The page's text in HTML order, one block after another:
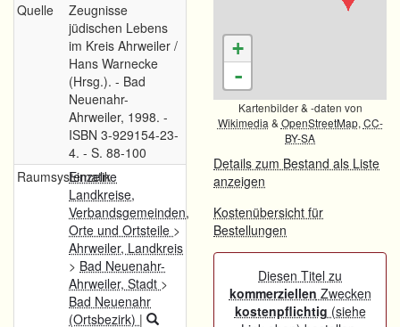
Quelle
Zeugnisse
jüdischen Lebens
im Kreis Ahrweiler /
Hans Warnecke
(Hrsg.). - Bad
Neuenahr-
Ahrweiler, 1998. -
ISBN 3-929154-23-
4. - S. 88-100
Raumsystematik
Einzelne
Landkreise,
Verbandsgemeinden,
Orte und Ortsteile >
Ahrweiler, Landkreis
> Bad Neuenahr-
Ahrweiler, Stadt >
Bad Neuenahr
(Ortsbezirk) |
+
-
Kartenbilder & -daten von
Wikimedia & OpenStreetMap, CC-
BY-SA
Details zum Bestand als Liste
anzeigen
Kostenübersicht für
Bestellungen
Diesen Titel zu
kommerziellen Zwecken
kostenpflichtig (siehe